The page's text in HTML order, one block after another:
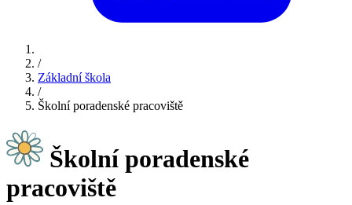
/
Základní škola
/
Školní poradenské pracoviště
Školní poradenské
pracoviště